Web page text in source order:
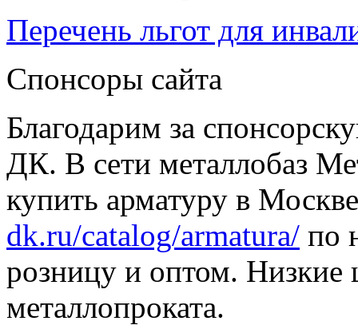
Перечень льгот для
Спонсоры сайта
Благодарим за
ДК. В сети металлобаз
купить арматуру в
dk.ru/catalog/armatura/ по
розницу и оптом. Низкие
металлопроката.